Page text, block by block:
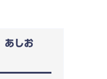
あしお